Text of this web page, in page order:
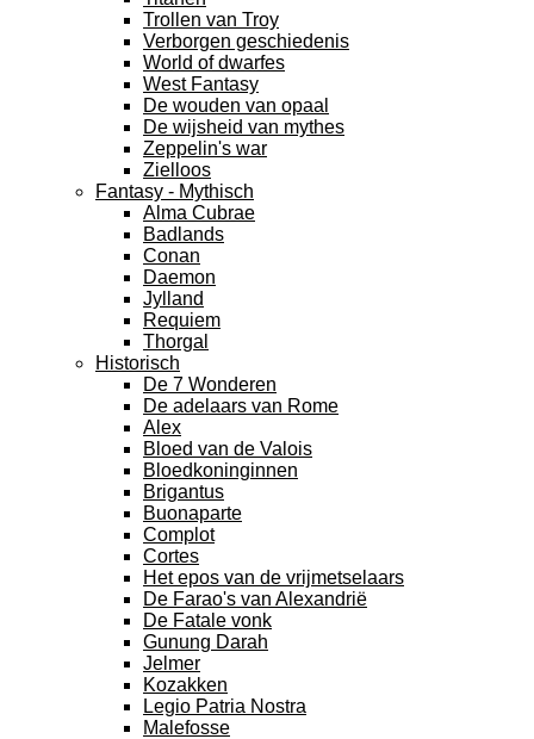
Trollen van Troy
Verborgen geschiedenis
World of dwarfes
West Fantasy
De wouden van opaal
De wijsheid van mythes
Zeppelin's war
Zielloos
Fantasy - Mythisch
Alma Cubrae
Badlands
Conan
Daemon
Jylland
Requiem
Thorgal
Historisch
De 7 Wonderen
De adelaars van Rome
Alex
Bloed van de Valois
Bloedkoninginnen
Brigantus
Buonaparte
Complot
Cortes
Het epos van de vrijmetselaars
De Farao's van Alexandrië
De Fatale vonk
Gunung Darah
Jelmer
Kozakken
Legio Patria Nostra
Malefosse